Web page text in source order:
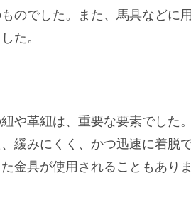
のでした。また、馬具などに
た。
や革紐は、重要な要素でした
緩みにくく、かつ迅速に着脱
金具が使用されることもありま